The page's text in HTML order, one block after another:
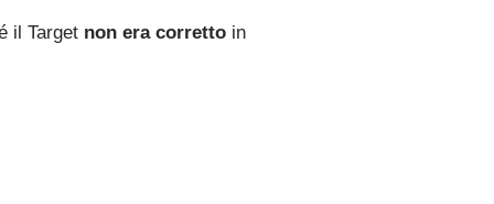
il Target non era corretto in